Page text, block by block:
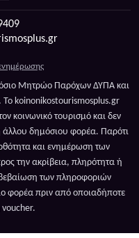
Μητρώο Παρόχων ΔΥΠΑ και
Το koinonikostourismosplus.gr
κοινωνικό τουρισμό και δεν
άλλου δημόσιου φορέα. Παρότι
και ενημέρωση των
την ακρίβεια, πληρότητα ή
των πληροφοριών
φορέα πριν από οποιαδήποτε